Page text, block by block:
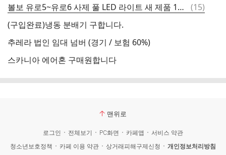
볼보 유로5~유로6 사제 풀 LED 라이트 새 제품 1셋 스카니아 PGR탑 ~ 18년까지 모델 LED 안개등 프로젝션 타입 4개 판매
댓
글
(15)
(구입완료)냉동 분배기 구합니다.
추레라 법인 임대 넘버 (경기 / 보험 60%)
스카니아 에어혼 구매원합니다
맨위로
로그인 전체보기 PC화면 카페앱
서비스 약관
청소년보호정책
카페 이용 약관 상거래피해구제신청 개인정보처리방침